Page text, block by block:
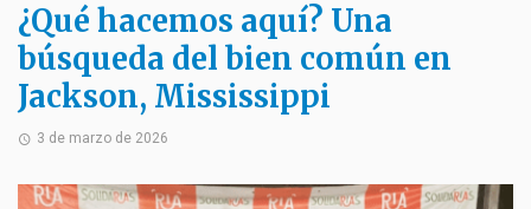
¿Qué hacemos aquí? Una
búsqueda del bien común en
Jackson, Mississippi
3 de marzo de 2026